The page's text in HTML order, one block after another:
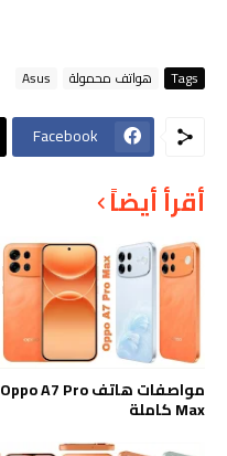
Tags هواتف محمولة Asus
Facebook
أقرأ أيضاً
مواصفات هاتف Oppo A7 Pro
Max كاملة